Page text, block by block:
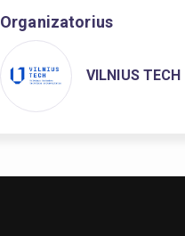
Organizatorius
VILNIUS TECH